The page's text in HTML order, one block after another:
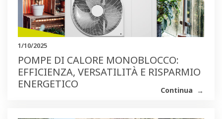
1/10/2025
POMPE DI CALORE MONOBLOCCO:
EFFICIENZA, VERSATILITÀ E RISPARMIO
ENERGETICO
Continua